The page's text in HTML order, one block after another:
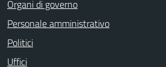
Organi di governo
Personale amministrativo
Politici
Uffici